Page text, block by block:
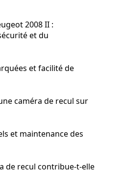
2008 II :
et du
et facilité de
caméra de recul sur
et maintenance des
de recul contribue-t-elle